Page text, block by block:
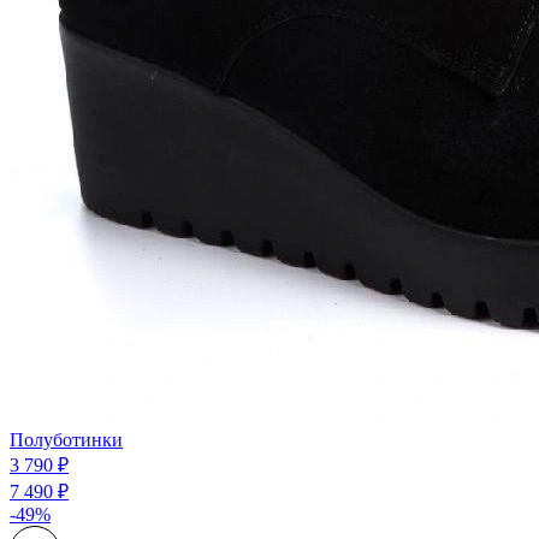
Полуботинки
3 790 ₽
7 490 ₽
-49%